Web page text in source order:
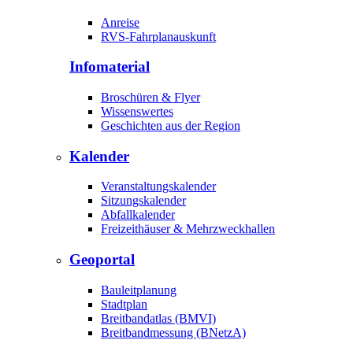
Anreise
RVS-Fahrplanauskunft
Infomaterial
Broschüren & Flyer
Wissenswertes
Geschichten aus der Region
Kalender
Veranstaltungskalender
Sitzungskalender
Abfallkalender
Freizeithäuser & Mehrzweckhallen
Geoportal
Bauleitplanung
Stadtplan
Breitbandatlas (BMVI)
Breitbandmessung (BNetzA)